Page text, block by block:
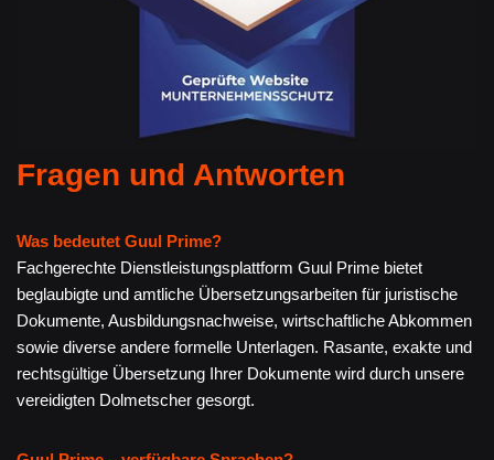
Fragen und Antworten
Was bedeutet Guul Prime?
Fachgerechte Dienstleistungsplattform Guul Prime bietet
beglaubigte und amtliche Übersetzungsarbeiten für juristische
Dokumente, Ausbildungsnachweise, wirtschaftliche Abkommen
sowie diverse andere formelle Unterlagen. Rasante, exakte und
rechtsgültige Übersetzung Ihrer Dokumente wird durch unsere
vereidigten Dolmetscher gesorgt.